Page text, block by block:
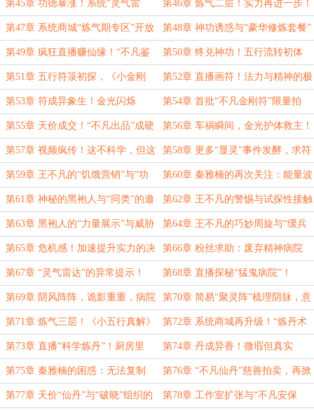
铁证！
第45章 功德暴涨！系统“灵气雷
达”模块激活！
第46章 炼气二层！实力再进一步！
第47章 系统商城“炼气期专区”开放 第48章 神功诱惑与“豪华修炼套餐”
第49章 疯狂直播赚仙缘！“不凡鉴
宝”系列开启！
第50章 终兑神功！五行流转初体
验！
第51章 五行符箓初探，《小金刚
符》
第52章 直播画符！法力与精神的极
致专注！
第53章 符成异象生！金光闪烁
的“真·护身符”！
第54章 首批“不凡金刚符”限量拍
卖！富豪疯抢！
第55章 天价成交！“不凡出品”成硬
通货！
第56章 车祸瞬间，金光护体救主！
第57章 视频疯传！这不科学，但这
很“不凡”！
第58章 更多“显灵”事件发酵，求符
者踏破门槛
第59章 王不凡的“饥饿营销”与“功
德兑换”
第60章 秦雅楠的再次关注：能量波
动异常！
第61章 神秘的黑袍人与“同类”的邀
请
第62章 王不凡的警惕与试探性接触
第63章 黑袍人的“力量展示”与威胁 第64章 王不凡的巧妙周旋与“缓兵
之计”
第65章 危机感！加速提升实力的决
心！
第66章 粉丝求助：废弃精神病院
的“鬼影”
第67章 “灵气雷达”的异常提示！ 第68章 直播探秘“猛鬼病院”！
第69章 阴风阵阵，诡影重重，病院
深处的“核心”
第70章 简易“聚灵阵”梳理阴脉，意
外获得“阴凝石”
第71章 炼气三层！《小五行真解》
初显神威！
第72章 系统商城再升级！“炼丹术
入门”与“小培元丹”丹方！
第73章 直播“科学炼丹”！厨房里
的“仙丹”？
第74章 丹成异香！微瑕但真实
的“小培元丹”！
第75章 秦雅楠的困惑：无法复制
的“能量转化”
第76章 “不凡仙丹”慈善拍卖，再掀
富豪追捧狂潮！
第77章 天价“仙丹”与“破晓”组织的 第78章 工作室扩张与“不凡安保